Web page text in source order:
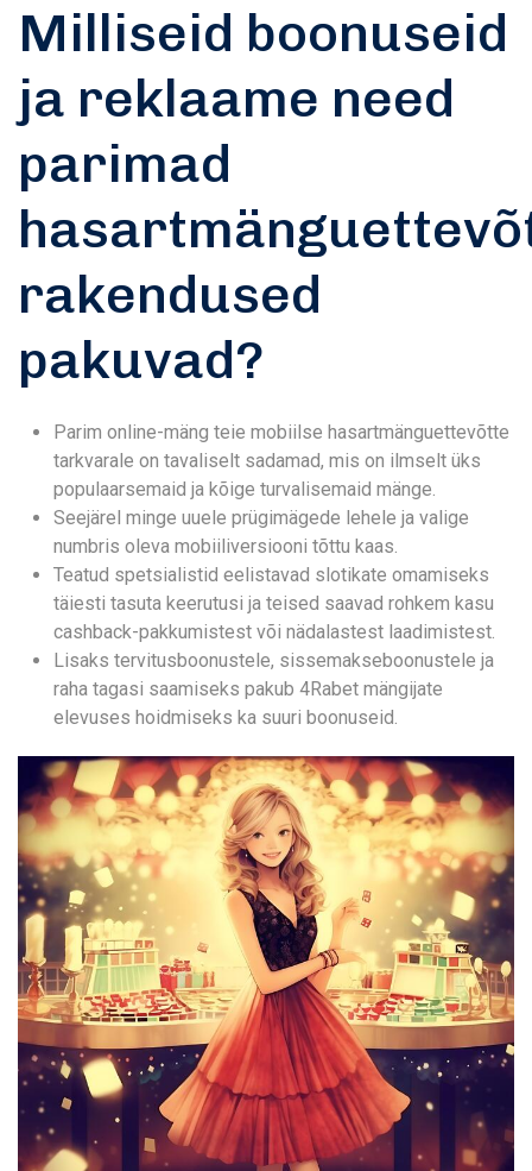
Milliseid boonuseid
ja reklaame need
parimad
rakendused
pakuvad?
Parim online-mäng teie mobiilse hasartmänguettevõtte
tarkvarale on tavaliselt sadamad, mis on ilmselt üks
populaarsemaid ja kõige turvalisemaid mänge.
Seejärel minge uuele prügimägede lehele ja valige
numbris oleva mobiiliversiooni tõttu kaas.
Teatud spetsialistid eelistavad slotikate omamiseks
täiesti tasuta keerutusi ja teised saavad rohkem kasu
cashback-pakkumistest või nädalastest laadimistest.
Lisaks tervitusboonustele, sissemakseboonustele ja
raha tagasi saamiseks pakub 4Rabet mängijate
elevuses hoidmiseks ka suuri boonuseid.